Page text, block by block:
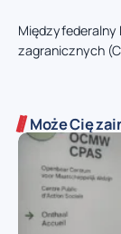
zagranicznych
Może Cię